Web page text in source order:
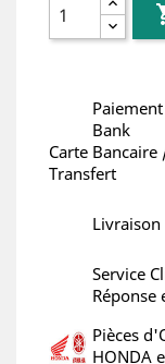
Paiement
Bank
Carte Bancaire
Transfert
Livraison
Service
Réponse
Pièces
HONDA